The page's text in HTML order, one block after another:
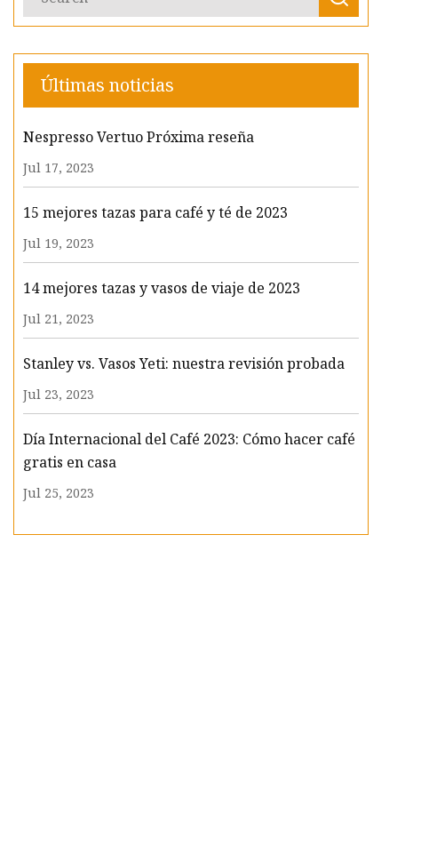
Últimas noticias
Nespresso Vertuo Próxima reseña
Jul 17, 2023
15 mejores tazas para café y té de 2023
Jul 19, 2023
14 mejores tazas y vasos de viaje de 2023
Jul 21, 2023
Stanley vs. Vasos Yeti: nuestra revisión probada
Jul 23, 2023
Día Internacional del Café 2023: Cómo hacer café
gratis en casa
Jul 25, 2023